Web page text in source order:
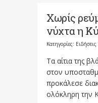
Χωρίς
νύχτα η
Κατηγορίες:
Τα αίτια της
στον
προκάλεσε
ολόκληρη την